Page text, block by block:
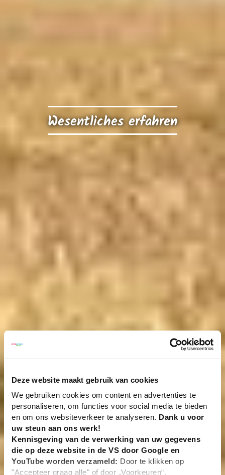
Deze website maakt gebruik van cookies
We gebruiken cookies om content en advertenties te
personaliseren, om functies voor social media te bieden
en om ons websiteverkeer te analyseren. Dank u voor
uw steun aan ons werk!
Kennisgeving van de verwerking van uw gegevens
die op deze website in de VS door Google en
YouTube worden verzameld: Door te klikken op
"Accepteer graag alle" of door „Voorkeuren“,
Wesentliches erfahren